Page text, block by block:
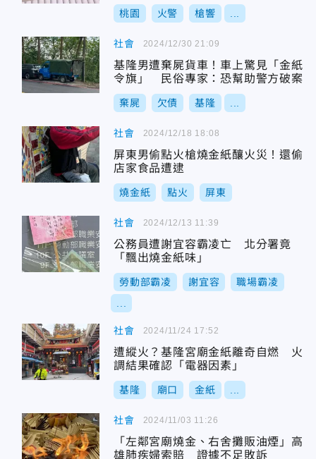
桃園 火警 槍響
社會
基隆男遭棄屍貨車！車上驚見「金紙
令旗」 民俗專家：恐幫助警方破案
棄屍 欠債 基隆
2024/12/30 21:09
社會
屏東男偷點火槍燒金紙釀火災！還偷
店家食品遭逮
燒金紙 點火 屏東
2024/12/18 18:08
社會
公務員遭謝宜容霸凌亡 北分署竟
「飄出燒金紙味」
勞動部霸凌 謝宜容 職場霸凌
2024/12/13 11:39
社會
遭縱火？基隆宮廟金紙離奇自燃 火
調結果確認「電器因素」
基隆 廟口 金紙
2024/11/24 17:52
社會
「左鄰宮廟燒金、右舍攤販油煙」高
雄肺疾婦索賠 證據不足敗訴
2024/11/03 11:26